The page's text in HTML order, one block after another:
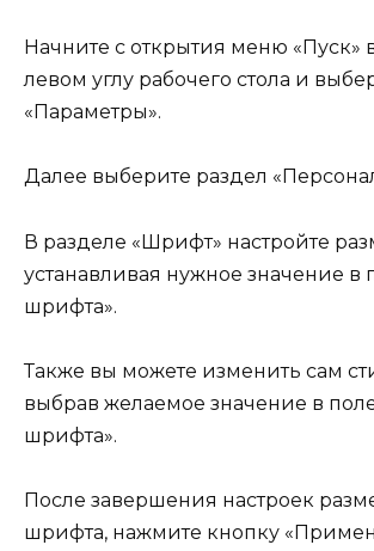
Начните с открытия меню «Пуск»
левом углу рабочего стола и
«Параметры».
Далее выберите раздел
В разделе «Шрифт» настройте
устанавливая нужное значение в
шрифта».
Также вы можете изменить сам
выбрав желаемое значение в
шрифта».
После завершения настроек
шрифта, нажмите кнопку